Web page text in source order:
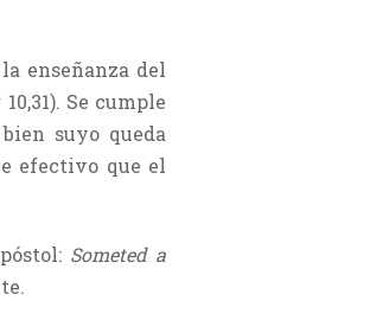
enseñanza del
10,31). Se cumple
suyo queda
efectivo que el
Someted a